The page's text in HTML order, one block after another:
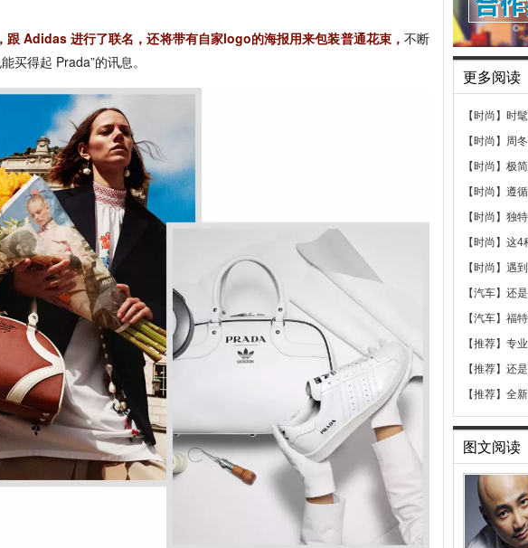
，跟 Adidas 进行了联名，还将带有自家logo的海报用来包装普通花束， 不断
买得起 Prada”的讯息。
更多阅读
【时尚】 时
【时尚】 周
【时尚】 极
【时尚】 遵
【时尚】 独
【时尚】 这4
【时尚】 遇
【汽车】 还
【汽车】 福
【推荐】 专
【推荐】 还
【推荐】 全
图文阅读